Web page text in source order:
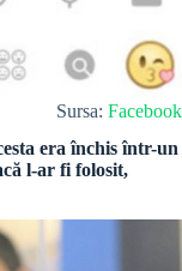
Sursa: Facebook
era închis într-un
l-ar fi folosit,